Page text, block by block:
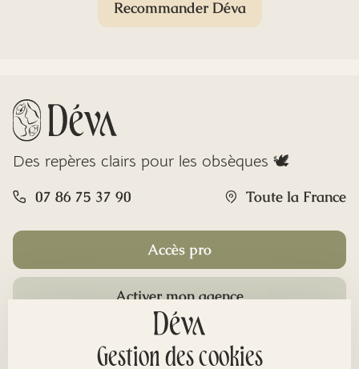
Recommander Déva
Des repères clairs pour les obsèques 🕊️
07 86 75 37 90 Toute la France
Accès pro
Activer mon agence
Gestion des cookies